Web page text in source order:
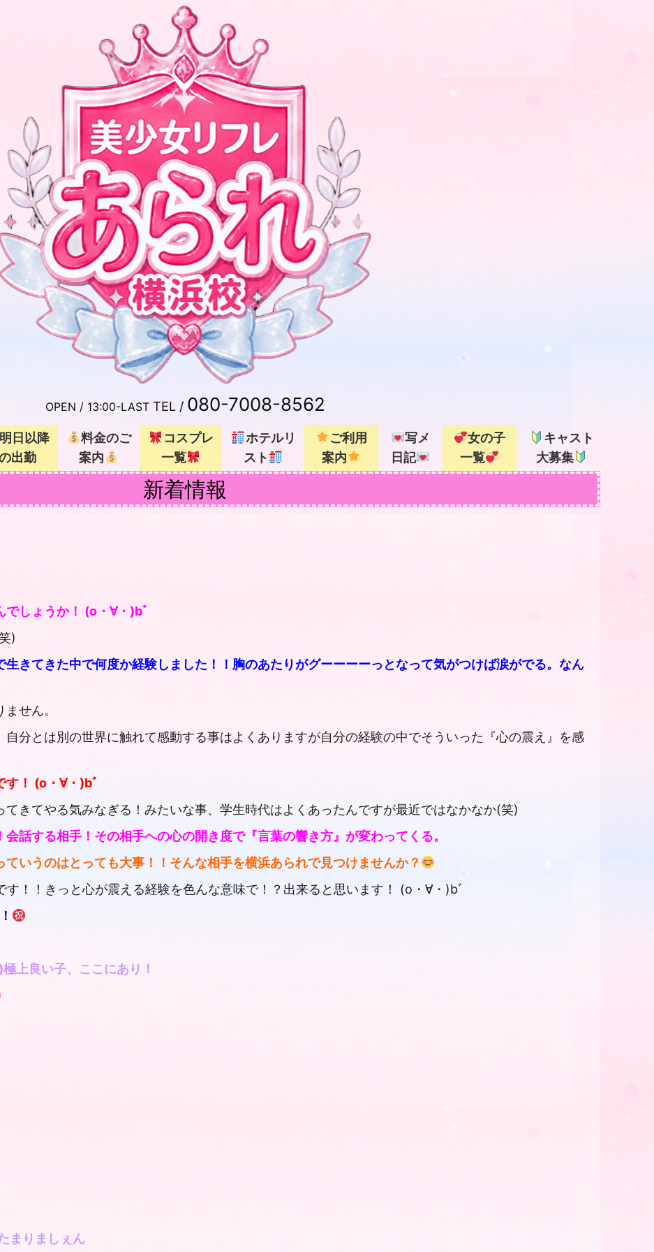
OPEN / 13:00-LAST TEL / 080-7008-8562
明日以降
出勤
料金のご
案内
コスプレ
一覧
ホテルリ
スト
ご利用
案内
写メ
日記
女の子
一覧
キャスト
大募集
新着情報
でしょうか！ (o・∀・)bﾞ
)
きてきた中で何度か経験しました！！胸のあたりがグーーーーっとなって気がつけば涙がでる。なん
せん。
分とは別の世界に触れて感動する事はよくありますが自分の経験の中でそういった『心の震え』を感
す！ (o・∀・)bﾞ
きてやる気みなぎる！みたいな事、学生時代はよくあったんですが最近ではなかなか(笑)
話する相手！その相手への心の開き度で『言葉の響き方』が変わってくる。
いうのはとっても大事！！そんな相手を横浜あられで見つけませんか？
！！きっと心が震える経験を色んな意味で！？出来ると思います！ (o・∀・)bﾞ
上良い子、ここにあり！
まりましぇん